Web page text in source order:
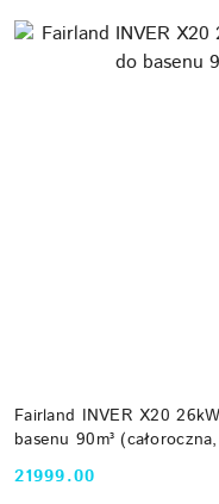
Fairland INVER X20
basenu 90m³
Cena:
21999.00